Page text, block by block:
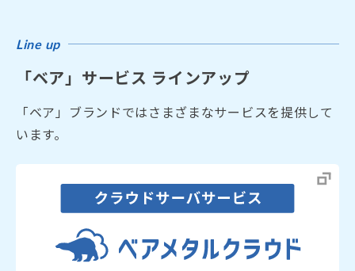
Line up
「ベア」サービス ラインアップ
「ベア」ブランドではさまざまなサービスを提供して
います。